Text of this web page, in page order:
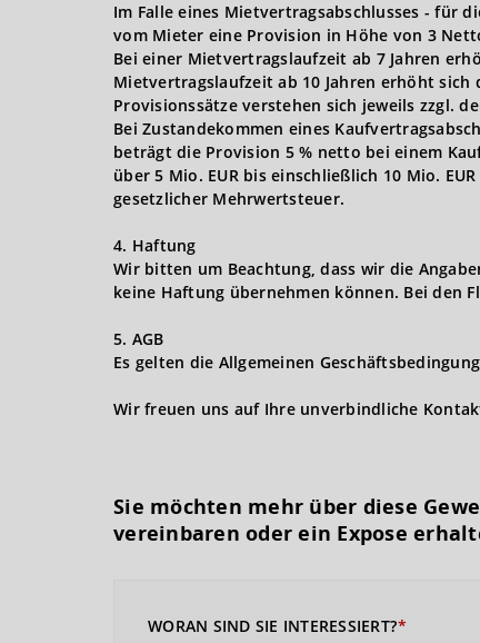
Im Falle eines Mietvertragsabschlusses - für
vom Mieter eine Provision in Höhe von 3
Bei einer Mietvertragslaufzeit ab 7 Jahren
Mietvertragslaufzeit ab 10 Jahren erhöht
Provisionssätze verstehen sich jeweils zzgl.
Bei Zustandekommen eines
beträgt die Provision 5 % netto bei einem
über 5 Mio. EUR bis einschließlich 10 Mio.
gesetzlicher Mehrwertsteuer.
4. Haftung
Wir bitten um Beachtung, dass wir die
keine Haftung übernehmen können. Bei den
5. AGB
Es gelten die Allgemeinen
Wir freuen uns auf Ihre unverbindliche
Sie möchten mehr über diese
vereinbaren oder ein Expose
WORAN SIND SIE INTERESSIERT?